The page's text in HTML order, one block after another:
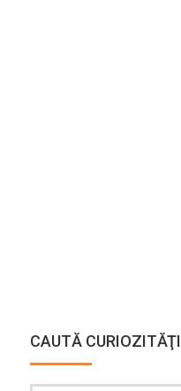
CAUTĂ CURIOZITĂŢI